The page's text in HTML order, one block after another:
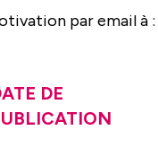
par email à :
DE